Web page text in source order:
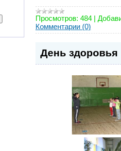
Просмотров: 484 |
Комментарии (0)
День здоровья